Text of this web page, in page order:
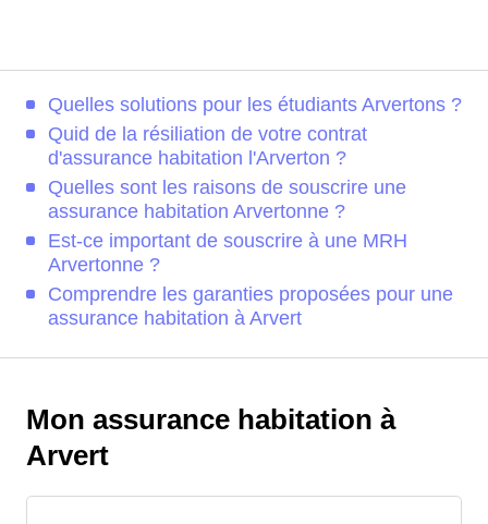
Quelles solutions pour les étudiants Arvertons ?
Quid de la résiliation de votre contrat
d'assurance habitation l'Arverton ?
Quelles sont les raisons de souscrire une
assurance habitation Arvertonne ?
Est-ce important de souscrire à une MRH
Arvertonne ?
Comprendre les garanties proposées pour une
assurance habitation à Arvert
Mon assurance habitation à
Arvert